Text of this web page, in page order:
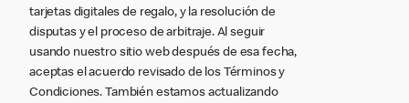
tarjetas digitales de regalo, y la resolución de
disputas y el proceso de arbitraje. Al seguir
usando nuestro sitio web después de esa fecha,
aceptas el acuerdo revisado de los Términos y
Condiciones. También estamos actualizando